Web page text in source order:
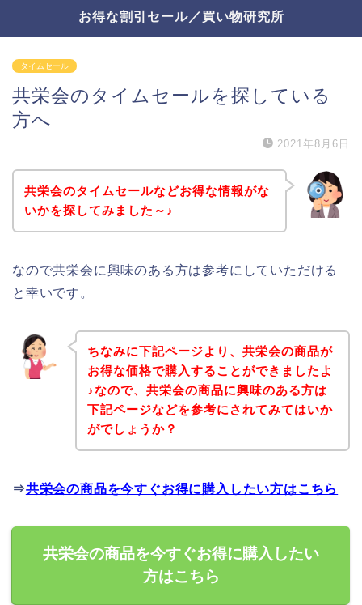
お得な割引セール／買い物研究所
タイムセール
共栄会のタイムセールを探している
方へ
2021年8月6日
共栄会のタイムセールなどお得な情報がな
いかを探してみました～♪
なので共栄会に興味のある方は参考にしていただける
と幸いです。
ちなみに下記ページより、共栄会の商品が
お得な価格で購入することができましたよ
♪なので、共栄会の商品に興味のある方は
下記ページなどを参考にされてみてはいか
がでしょうか？
⇒共栄会の商品を今すぐお得に購入したい方はこちら
共栄会の商品を今すぐお得に購入したい
方はこちら